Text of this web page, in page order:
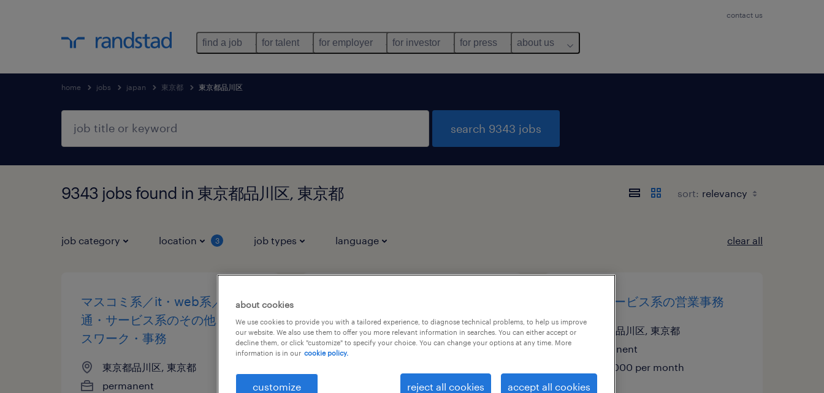
contact us
find a job for talent for employer for investor for press about us
home jobs japan 東京都 東京都品川区
search 9343 jobs
9343 jobs found in 東京都品川区, 東京都 sort:
job category location 3 job types language clear all
マスコミ系／it・web系／流
通・サービス系のその他オフィ
スワーク・事務
東京都品川区, 東京都
permanent
ラウンダー
東京都品川区, 東京都
¥266,000 per month
流通・サービス系の営業事務
東京都品川区, 東京都
permanent
¥333,000 per month
about cookies
We use cookies to provide you with a tailored experience, to diagnose technical problems, to help us improve
our website. We also use them to offer you more relevant information in searches. You can either accept or
decline them, or click "customize" to specify your choice. You can change your options at any time. More
information is in our cookie policy.
customize reject all cookies accept all cookies